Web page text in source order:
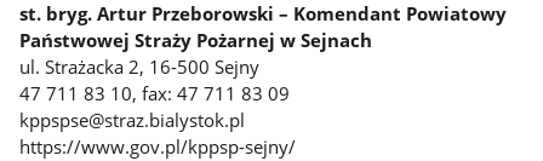
st. bryg. Artur Przeborowski – Komendant Powiatowy
Państwowej Straży Pożarnej w Sejnach
ul. Strażacka 2, 16-500 Sejny
47 711 83 10, fax: 47 711 83 09
kppspse@straz.bialystok.pl
https://www.gov.pl/kppsp-sejny/